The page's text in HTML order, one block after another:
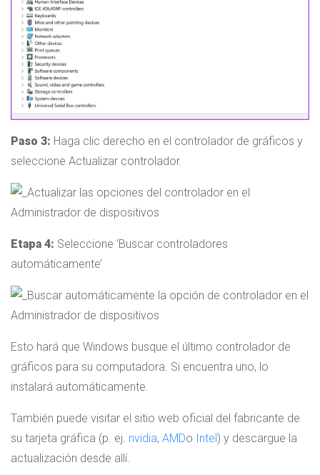
Paso 3: Haga clic derecho en el controlador de gráficos y
seleccione Actualizar controlador.
Etapa 4: Seleccione ‘Buscar controladores
automáticamente’
Esto hará que Windows busque el último controlador de
gráficos para su computadora. Si encuentra uno, lo
instalará automáticamente.
También puede visitar el sitio web oficial del fabricante de
su tarjeta gráfica (p. ej. nvidia, AMDo Intel ) y descargue la
actualización desde allí.